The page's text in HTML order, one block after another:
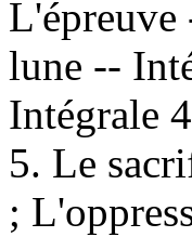
L'épreuve
lune --
Intégrale
5. Le
;